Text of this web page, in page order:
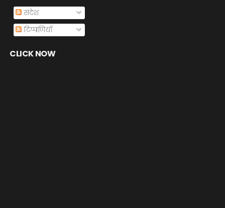
संदेश
टिप्पणियाँ
CLICK NOW